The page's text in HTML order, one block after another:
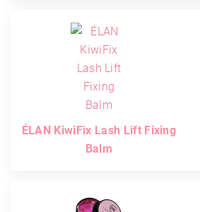
ÉLAN KiwiFix Lash Lift Fixing
Balm